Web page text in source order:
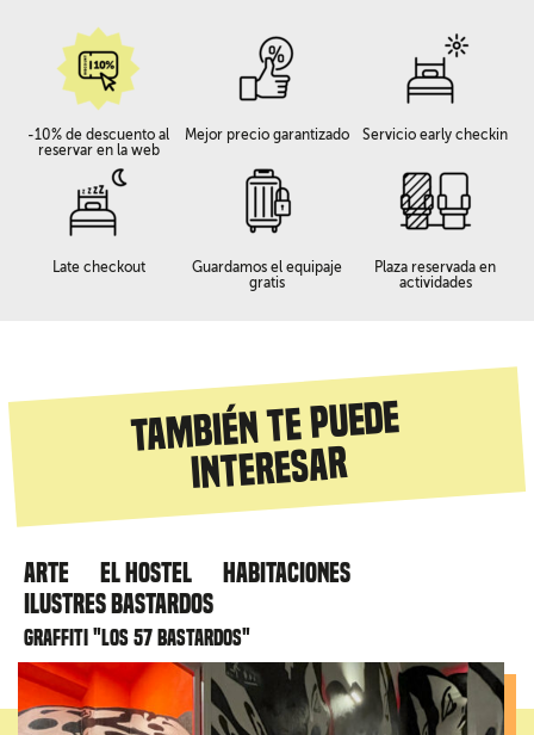
-10% de descuento al
reservar en la web
Mejor precio garantizado Servicio early checkin
Late checkout
Guardamos el equipaje
gratis
Plaza reservada en
actividades
También te puede
interesar
Arte El hostel
Habitaciones
Ilustres Bastardos
Graffiti "Los 57 bastardos"